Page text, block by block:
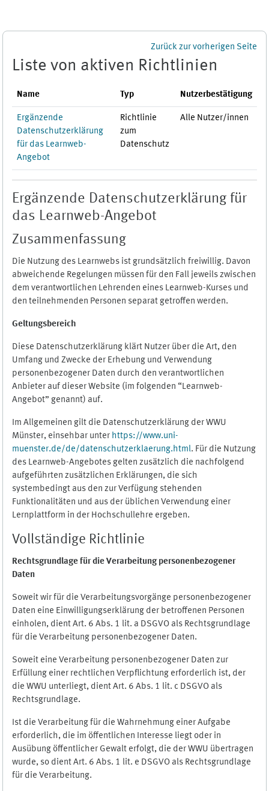
Zurück zur vorherigen Seite
Liste von aktiven Richtlinien
Name Typ Nutzerbestätigung
Ergänzende
Datenschutzerklärung
für das Learnweb-
Angebot
Richtlinie
zum
Datenschutz
Alle Nutzer/innen
Ergänzende Datenschutzerklärung für
das Learnweb-Angebot
Zusammenfassung
Die Nutzung des Learnwebs ist grundsätzlich freiwillig. Davon
abweichende Regelungen müssen für den Fall jeweils zwischen
dem verantwortlichen Lehrenden eines Learnweb-Kurses und
den teilnehmenden Personen separat getroffen werden.
Geltungsbereich
Diese Datenschutzerklärung klärt Nutzer über die Art, den
Umfang und Zwecke der Erhebung und Verwendung
personenbezogener Daten durch den verantwortlichen
Anbieter auf dieser Website (im folgenden “Learnweb-
Angebot” genannt) auf.
Im Allgemeinen gilt die Datenschutzerklärung der WWU
Münster, einsehbar unter https://www.uni-
muenster.de/de/datenschutzerklaerung.html. Für die Nutzung
des Learnweb-Angebotes gelten zusätzlich die nachfolgend
aufgeführten zusätzlichen Erklärungen, die sich
systembedingt aus den zur Verfügung stehenden
Funktionalitäten und aus der üblichen Verwendung einer
Lernplattform in der Hochschullehre ergeben.
Vollständige Richtlinie
Rechtsgrundlage für die Verarbeitung personenbezogener
Daten
Soweit wir für die Verarbeitungsvorgänge personenbezogener
Daten eine Einwilligungserklärung der betroffenen Personen
einholen, dient Art. 6 Abs. 1 lit. a DSGVO als Rechtsgrundlage
für die Verarbeitung personenbezogener Daten.
Soweit eine Verarbeitung personenbezogener Daten zur
Erfüllung einer rechtlichen Verpflichtung erforderlich ist, der
die WWU unterliegt, dient Art. 6 Abs. 1 lit. c DSGVO als
Rechtsgrundlage.
Ist die Verarbeitung für die Wahrnehmung einer Aufgabe
erforderlich, die im öffentlichen Interesse liegt oder in
Ausübung öffentlicher Gewalt erfolgt, die der WWU übertragen
wurde, so dient Art. 6 Abs. 1 lit. e DSGVO als Rechtsgrundlage
für die Verarbeitung.